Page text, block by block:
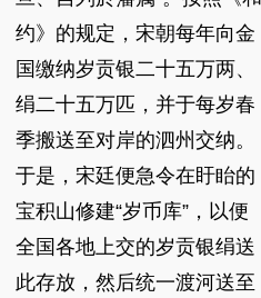
约》的规定，宋朝每年向金
国缴纳岁贡银二十五万两、
绢二十五万匹，并于每岁春
季搬送至对岸的泗州交纳。
于是，宋廷便急令在盱眙的
宝积山修建“岁币库”，以便
全国各地上交的岁贡银绢送
此存放，然后统一渡河送至